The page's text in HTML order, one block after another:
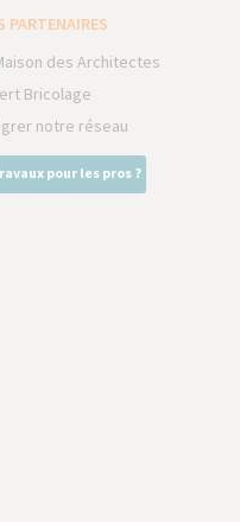
PARTENAIRES
des Architectes
Bricolage
notre réseau
pour les pros ?